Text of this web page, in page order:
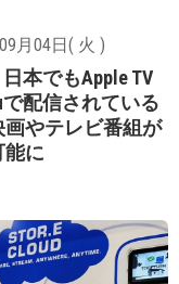
月04日( 火 )
本でもApple TV
で配信されている
画やテレビ番組が
能に